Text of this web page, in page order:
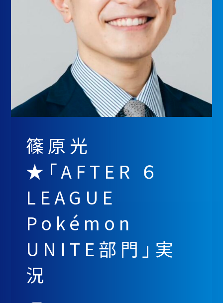
篠原光
★「AFTER ６
LEAGUE
Pokémon
UNITE部門」実
況